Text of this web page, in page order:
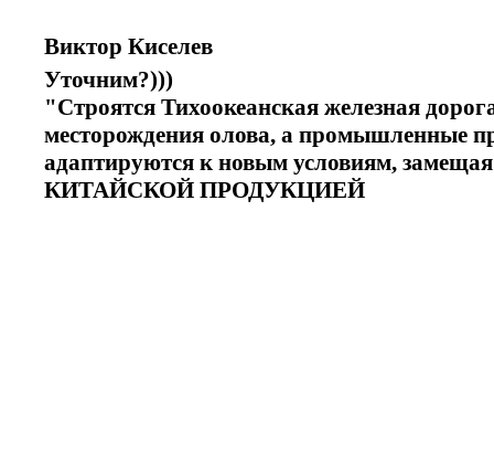
Виктор Киселев
Уточним?)))
"Строятся Тихоокеанская железная
месторождения олова, а промышленные
адаптируются к новым условиям,
КИТАЙСКОЙ ПРОДУКЦИЕЙ